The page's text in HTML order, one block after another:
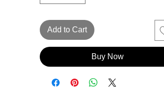
Add to Cart
Buy Now